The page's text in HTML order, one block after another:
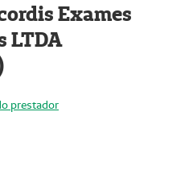
Exames
LTDA
prestador